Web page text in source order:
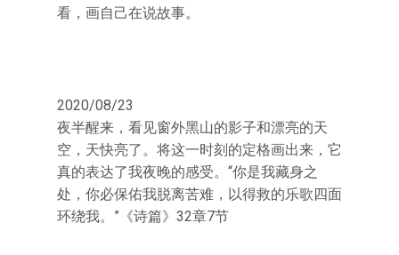
看，画自己在说故事。
2020/08/23
夜半醒来，看见窗外黑山的影子和漂亮的天
空，天快亮了。将这一时刻的定格画出来，它
真的表达了我夜晚的感受。“你是我藏身之
处，你必保佑我脱离苦难，以得救的乐歌四面
环绕我。”《诗篇》32章7节